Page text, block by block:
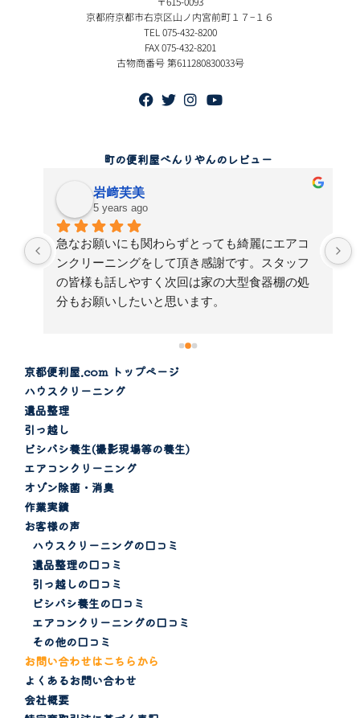
京都府京都市右京区山ノ内宮前町１７−１６
TEL 075-432-8200
FAX 075-432-8201
古物商番号 第611280830033号
町の便利屋べんりやんのレビュー
岩﨑芙美
5 years ago
急なお願いにも関わらずとっても綺麗にエアコ
ンクリーニングをして頂き感謝です。スタッフ
の皆様も話しやすく次回は家の大型食器棚の処
分もお願いしたいと思います。
京都便利屋.com トップページ
ハウスクリーニング
遺品整理
引っ越し
ビシバシ養生(撮影現場等の養生)
エアコンクリーニング
オゾン除菌・消臭
作業実績
お客様の声
ハウスクリーニングの口コミ
遺品整理の口コミ
引っ越しの口コミ
ビシバシ養生の口コミ
エアコンクリーニングの口コミ
その他の口コミ
お問い合わせはこちらから
よくあるお問い合わせ
会社概要